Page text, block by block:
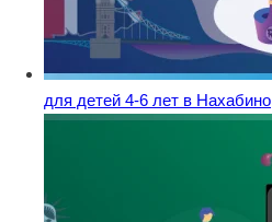
для детей 4-6 лет в Нахабино